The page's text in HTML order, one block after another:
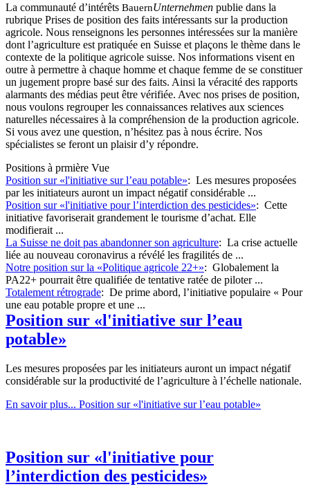
La communauté d’intérêts BauernUnternehmen publie dans la
rubrique Prises de position des faits intéressants sur la production
agricole. Nous renseignons les personnes intéressées sur la manière
dont l’agriculture est pratiquée en Suisse et plaçons le thème dans le
contexte de la politique agricole suisse. Nos informations visent en
outre à permettre à chaque homme et chaque femme de se constituer
un jugement propre basé sur des faits. Ainsi la véracité des rapports
alarmants des médias peut être vérifiée. Avec nos prises de position,
nous voulons regrouper les connaissances relatives aux sciences
naturelles nécessaires à la compréhension de la production agricole.
Si vous avez une question, n’hésitez pas à nous écrire. Nos
spécialistes se feront un plaisir d’y répondre.
Positions à prmière Vue
Position sur «l'initiative sur l’eau potable»: Les mesures proposées
par les initiateurs auront un impact négatif considérable ...
Position sur «l'initiative pour l’interdiction des pesticides»: Cette
initiative favoriserait grandement le tourisme d’achat. Elle
modifierait ...
La Suisse ne doit pas abandonner son agriculture: La crise actuelle
liée au nouveau coronavirus a révélé les fragilités de ...
Notre position sur la «Politique agricole 22+»: Globalement la
PA22+ pourrait être qualifiée de tentative ratée de piloter ...
Totalement rétrograde: De prime abord, l’initiative populaire « Pour
une eau potable propre et une ...
Position sur «l'initiative sur l’eau
potable»
Les mesures proposées par les initiateurs auront un impact négatif
considérable sur la productivité de l’agriculture à l’échelle nationale.
En savoir plus... Position sur «l'initiative sur l’eau potable»
Position sur «l'initiative pour
l’interdiction des pesticides»